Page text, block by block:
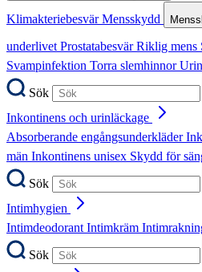
KlimakteriebesvärMensskydd
underlivetProstatabesvärRiklig mens
Svampinfektion Torra slemhinnor
Sök
Inkontinens och urinläckage
Absorberande engångsunderkläder
män Inkontinens unisex Skydd för
Sök
Intimhygien
IntimdeodorantIntimkräm
Sök